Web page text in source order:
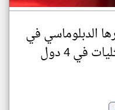
الدبلوماسي في
إفريقيا بافتتاح ممثليات في 4 دول